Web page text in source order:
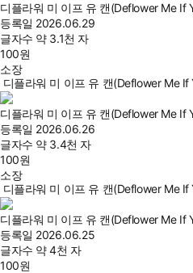
디플라워 미 이프 유 캔(Deflower Me If
등록일 2026.06.29
글자수 약 3.1천 자
100원
소장
디플라워 미 이프 유 캔(Deflower Me If
디플라워 미 이프 유 캔(Deflower Me If
등록일 2026.06.26
글자수 약 3.4천 자
100원
소장
디플라워 미 이프 유 캔(Deflower Me If
디플라워 미 이프 유 캔(Deflower Me If
등록일 2026.06.25
글자수 약 4천 자
100원